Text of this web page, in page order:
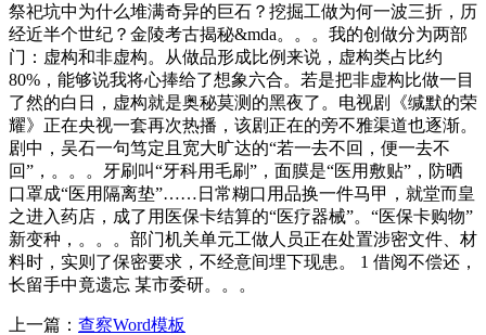
祭祀坑中为什么堆满奇异的巨石？挖掘工做为何一波三折，历
经近半个世纪？金陵考古揭秘&mda。。。我的创做分为两部
门：虚构和非虚构。从做品形成比例来说，虚构类占比约
80%，能够说我将心捧给了想象六合。若是把非虚构比做一目
了然的白日，虚构就是奥秘莫测的黑夜了。电视剧《缄默的荣
耀》正在央视一套再次热播，该剧正在的旁不雅渠道也逐渐。
剧中，吴石一句笃定且宽大旷达的“若一去不回，便一去不
回”，。。。牙刷叫“牙科用毛刷”，面膜是“医用敷贴”，防晒
口罩成“医用隔离垫”……日常糊口用品换一件马甲，就堂而皇
之进入药店，成了用医保卡结算的“医疗器械”。“医保卡购物”
新变种，。。。部门机关单元工做人员正在处置涉密文件、材
料时，实则了保密要求，不经意间埋下现患。 1 借阅不偿还，
长留手中竟遗忘 某市委研。。。
上一篇： 查察Word模板